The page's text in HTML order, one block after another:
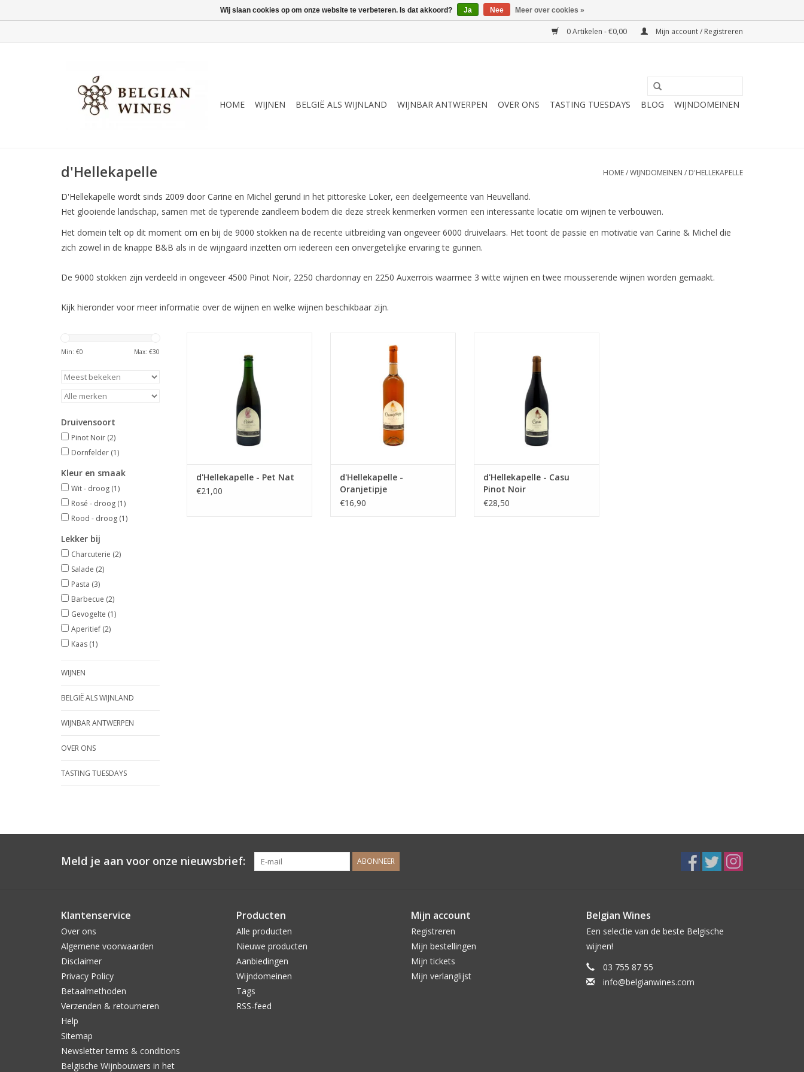
0 Artikelen - €0,00 Mijn account / Registreren
HOME WIJNEN BELGIË ALS WIJNLAND WIJNBAR ANTWERPEN OVER ONS TASTING TUESDAYS BLOG WIJNDOMEINEN
d'Hellekapelle HOME/WIJNDOMEINEN / D'HELLEKAPELLE
D'Hellekapelle wordt sinds 2009 door Carine en Michel gerund in het pittoreske Loker, een deelgemeente van Heuvelland.
Het glooiende landschap, samen met de typerende zandleem bodem die deze streek kenmerken vormen een interessante locatie om wijnen te verbouwen.
Het domein telt op dit moment om en bij de 9000 stokken na de recente uitbreiding van ongeveer 6000 druivelaars. Het toont de passie en motivatie van Carine & Michel die
zich zowel in de knappe B&B als in de wijngaard inzetten om iedereen een onvergetelijke ervaring te gunnen.
De 9000 stokken zijn verdeeld in ongeveer 4500 Pinot Noir, 2250 chardonnay en 2250 Auxerrois waarmee 3 witte wijnen en twee mousserende wijnen worden gemaakt.
Kijk hieronder voor meer informatie over de wijnen en welke wijnen beschikbaar zijn.
Min: €0 Max: €30
Druivensoort
Pinot Noir (2)
Dornfelder (1)
Kleur en smaak
Wit - droog (1)
Rosé - droog (1)
Rood - droog (1)
Lekker bij
Charcuterie (2)
Salade (2)
Pasta (3)
Barbecue (2)
Gevogelte (1)
Aperitief (2)
Kaas (1)
WIJNEN
BELGIË ALS WIJNLAND
WIJNBAR ANTWERPEN
OVER ONS
TASTING TUESDAYS
TOEVOEGEN AAN WINKELWAGEN
d'Hellekapelle - Pet Nat
€21,00
TOEVOEGEN AAN WINKELWAGEN
d'Hellekapelle -
Oranjetipje
€16,90
TOEVOEGEN AAN WINKELWAGEN
d'Hellekapelle - Casu
Pinot Noir
€28,50
Meld je aan voor onze nieuwsbrief: ABONNEER
Klantenservice
Over ons
Algemene voorwaarden
Disclaimer
Privacy Policy
Betaalmethoden
Verzenden & retourneren
Help
Sitemap
Newsletter terms & conditions
Belgische Wijnbouwers in het
Producten
Alle producten
Nieuwe producten
Aanbiedingen
Wijndomeinen
Tags
RSS-feed
Mijn account
Registreren
Mijn bestellingen
Mijn tickets
Mijn verlanglijst
Belgian Wines
Een selectie van de beste Belgische
wijnen!
03 755 87 55
info@belgianwines.com
Wij slaan cookies op om onze website te verbeteren. Is dat akkoord? Ja Nee Meer over cookies »